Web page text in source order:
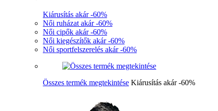
Kiárusítás akár -60%
Női ruházat akár -60%
Női cipők akár -60%
Női kiegészítők akár -60%
Női sportfelszerelés akár -60%
Összes termék megtekintése Kiárusítás akár -60%